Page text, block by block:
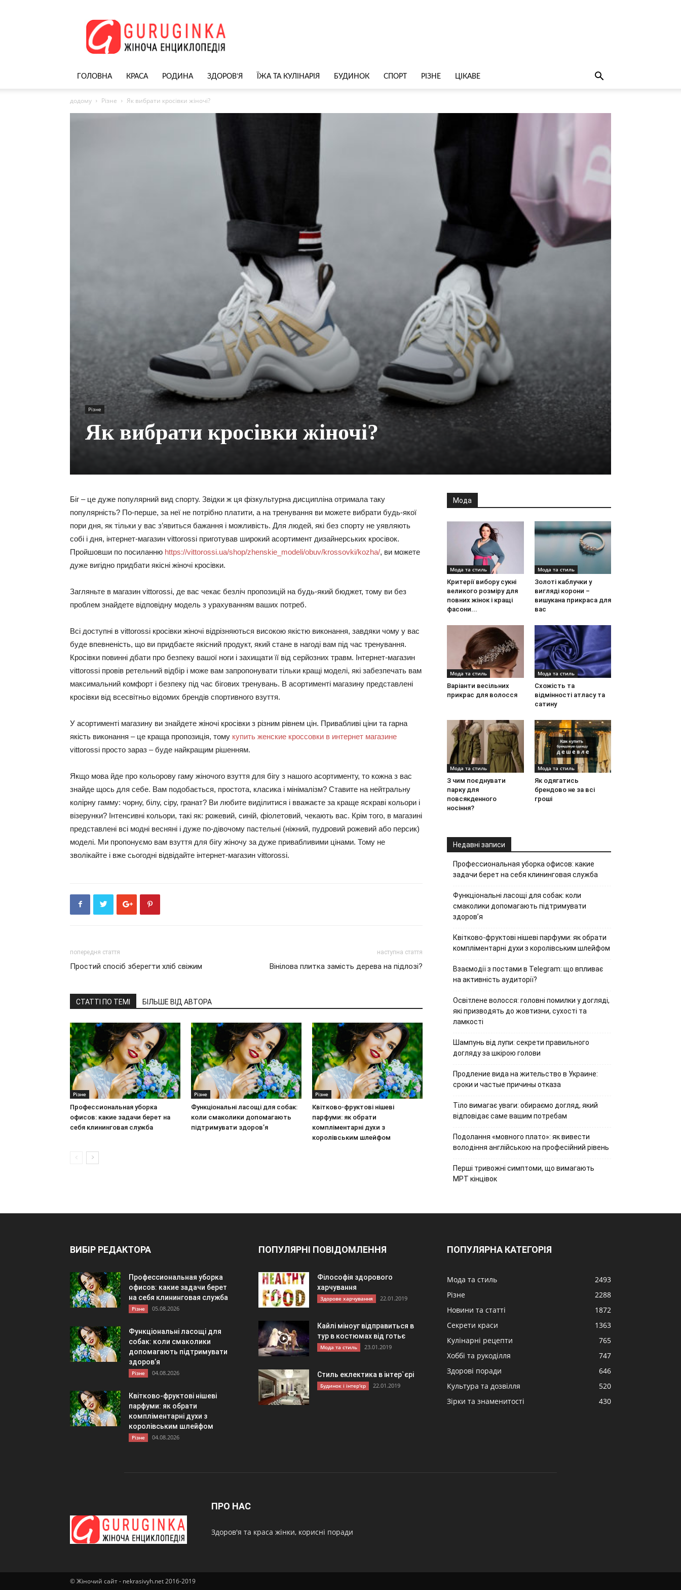
Жіночий
сайт
nekrasivyh.net
ГОЛОВНА КРАСА РОДИНА ЗДОРОВ’Я ЇЖА ТА КУЛІНАРІЯ БУДИНОК СПОРТ РІЗНЕ ЦІКАВЕ
додому Різне Як вибрати кросівки жіночі?
Різне
Як вибрати кросівки жіночі?
Біг – це дуже популярний вид спорту. Звідки ж ця фізкультурна дисципліна отримала таку
популярність? По-перше, за неї не потрібно платити, а на тренування ви можете вибрати будь-якої
пори дня, як тільки у вас з’явиться бажання і можливість. Для людей, які без спорту не уявляють
собі і дня, інтернет-магазин vittorossi приготував широкий асортимент дизайнерських кросівок.
Пройшовши по посиланню https://vittorossi.ua/shop/zhenskie_modeli/obuv/krossovki/kozha/, ви можете
дуже вигідно придбати якісні жіночі кросівки.
Загляньте в магазин vittorossi, де вас чекає безліч пропозицій на будь-який бюджет, тому ви без
проблем знайдете відповідну модель з урахуванням ваших потреб.
Всі доступні в vittorossi кросівки жіночі відрізняються високою якістю виконання, завдяки чому у вас
буде впевненість, що ви придбаєте якісний продукт, який стане в нагоді вам під час тренування.
Кросівки повинні дбати про безпеку вашої ноги і захищати її від серйозних травм. Інтернет-магазин
vittorossi провів ретельний відбір і може вам запропонувати тільки кращі моделі, які забезпечать вам
максимальний комфорт і безпеку під час бігових тренувань. В асортименті магазину представлені
кросівки від всесвітньо відомих брендів спортивного взуття.
У асортименті магазину ви знайдете жіночі кросівки з різним рівнем цін. Привабливі ціни та гарна
якість виконання – це краща пропозиція, тому купить женские кроссовки в интернет магазине
vittorossi просто зараз – буде найкращим рішенням.
Якщо мова йде про кольорову гаму жіночого взуття для бігу з нашого асортименту, то кожна з вас
знайде щось для себе. Вам подобається, простота, класика і мінімалізм? Ставите на нейтральну
колірну гамму: чорну, білу, сіру, гранат? Ви любите виділитися і вважаєте за краще яскраві кольори і
візерунки? Інтенсивні кольори, такі як: рожевий, синій, фіолетовий, чекають вас. Крім того, в магазині
представлені всі модні весняні і дуже по-дівочому пастельні (ніжний, пудровий рожевий або персик)
моделі. Ми пропонуємо вам взуття для бігу жіночу за дуже привабливими цінами. Тому не
зволікайте і вже сьогодні відвідайте інтернет-магазин vittorossi.
попередня стаття
Простий спосіб зберегти хліб свіжим
наступна стаття
Вінілова плитка замість дерева на підлозі?
СТАТТІ ПО ТЕМІ БІЛЬШЕ ВІД АВТОРА
Різне
Профессиональная уборка
офисов: какие задачи берет на
себя клининговая служба
Різне
Функціональні ласощі для собак:
коли смаколики допомагають
підтримувати здоров’я
Різне
Квітково-фруктові нішеві
парфуми: як обрати
компліментарні духи з
королівським шлейфом
Мода
Мода та стиль
Критерії вибору сукні
великого розміру для
повних жінок і кращі
фасони...
Мода та стиль
Золоті каблучки у
вигляді корони –
вишукана прикраса для
вас
Мода та стиль
Варіанти весільних
прикрас для волосся
Мода та стиль
Схожість та
відмінності атласу та
сатину
Мода та стиль
З чим поєднувати
парку для
повсякденного
носіння?
Мода та стиль
Як одягатись
брендово не за всі
гроші
Недавні записи
Профессиональная уборка офисов: какие
задачи берет на себя клининговая служба
Функціональні ласощі для собак: коли
смаколики допомагають підтримувати
здоров’я
Квітково-фруктові нішеві парфуми: як обрати
компліментарні духи з королівським шлейфом
Взаємодії з постами в Telegram: що впливає
на активність аудиторії?
Освітлене волосся: головні помилки у догляді,
які призводять до жовтизни, сухості та
ламкості
Шампунь від лупи: секрети правильного
догляду за шкірою голови
Продление вида на жительство в Украине:
сроки и частые причины отказа
Тіло вимагає уваги: обираємо догляд, який
відповідає саме вашим потребам
Подолання «мовного плато»: як вивести
володіння англійською на професійний рівень
Перші тривожні симптоми, що вимагають
МРТ кінцівок
ВИБІР РЕДАКТОРА
Профессиональная уборка
офисов: какие задачи берет
на себя клининговая служба
Різне 05.08.2026
Функціональні ласощі для
собак: коли смаколики
допомагають підтримувати
здоров’я
Різне 04.08.2026
Квітково-фруктові нішеві
парфуми: як обрати
компліментарні духи з
королівським шлейфом
Різне 04.08.2026
ПОПУЛЯРНІ ПОВІДОМЛЕННЯ
Філософія здорового
харчування
Здорове харчування 22.01.2019
Кайлі міноуг відправиться в
тур в костюмах від готьє
Мода та стиль 23.01.2019
Стиль еклектика в інтер`єрі
Будинок і інтер'єр 22.01.2019
ПОПУЛЯРНА КАТЕГОРІЯ
Мода та стиль
2493
Різне
2288
Новини та статті
1872
Секрети краси
1363
Кулінарні рецепти
765
Хоббі та рукоділля
747
Здорові поради
646
Культура та дозвілля
520
Зірки та знаменитості
430
ПРО НАС
Здоров'я та краса жінки, корисні поради
© Жіночий сайт - nekrasivyh.net 2016-2019